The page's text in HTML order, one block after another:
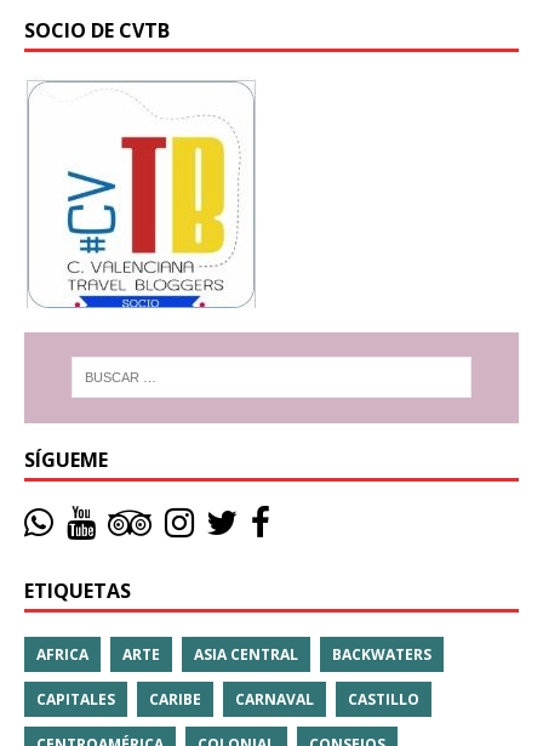
SOCIO DE CVTB
SÍGUEME
ETIQUETAS
AFRICA ARTE ASIA CENTRAL BACKWATERS
CAPITALES CARIBE CARNAVAL CASTILLO